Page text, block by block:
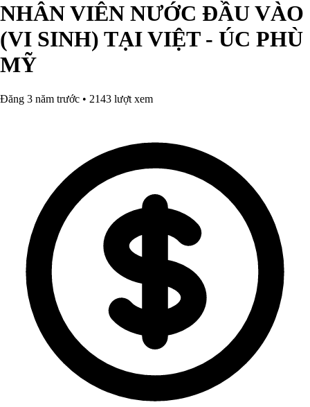
NHÂN VIÊN NƯỚC ĐẦU VÀO
(VI SINH) TẠI VIỆT - ÚC PHÙ
MỸ
Đăng 3 năm trước • 2143 lượt xem